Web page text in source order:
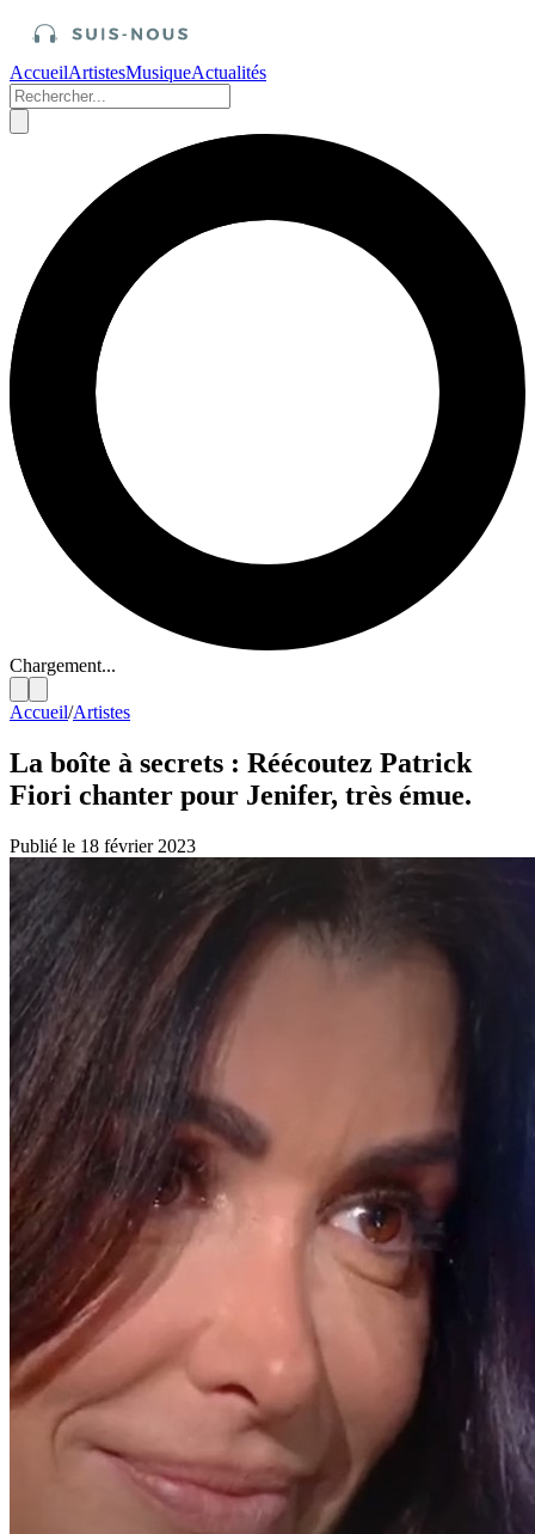
AccueilArtistesMusiqueActualités
Chargement...
Accueil/Artistes
La boîte à secrets : Réécoutez Patrick
Fiori chanter pour Jenifer, très émue.
Publié le 18 février 2023